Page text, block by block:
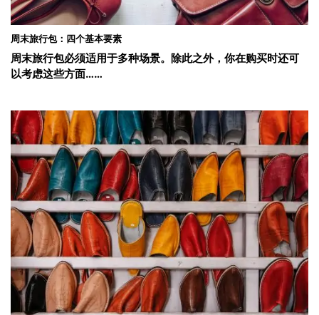
周末旅行包：四个基本要素
周末旅行包必须适用于多种场景。除此之外，你在购买时还可
以考虑这些方面……